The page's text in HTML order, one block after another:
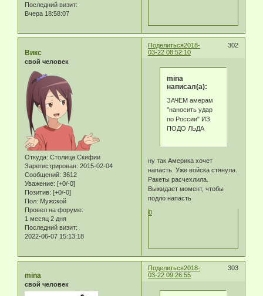
Последний визит:
Вчера 18:58:07
Поделиться 302
2018-
03-22 08:52:10
Викс
свой человек
Откуда: Столица Скифии
Зарегистрирован: 2015-02-04
Сообщений: 3612
Уважение: [+0/-0]
Позитив: [+0/-0]
Пол: Мужской
Провел на форуме:
1 месяц 2 дня
Последний визит:
2022-06-07 15:13:18
mina
написал(а):
ЗАЧЕМ амерам
"наносить удар
по России" ИЗ
ПОДО ЛЬДА
ну так Америка хочет
напасть. Уже войска стянула.
Ракеты расчехлила.
Выжидает момент, чтобы
подло напасть
0
Поделиться 303
2018-
03-22 09:26:55
mina
свой человек